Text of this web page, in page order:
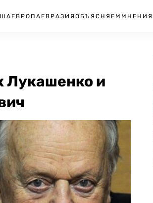
ЕВРОПА ЕВРАЗИЯ ОБЪЯСНЯЕМ МНЕНИЯ
Лукашенко и